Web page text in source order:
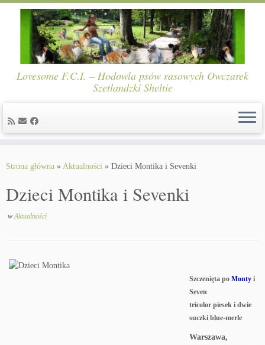
Lovesome F.C.I. – Hodowla psów rasowych Owczarek
Szetlandzki Sheltie
Strona główna » Aktualności » Dzieci Montika i Sevenki
Dzieci Montika i Sevenki
wAktualności
Szczenięta po Monty i
Seven
tricolor piesek i dwie
suczki blue-merle
Warszawa,